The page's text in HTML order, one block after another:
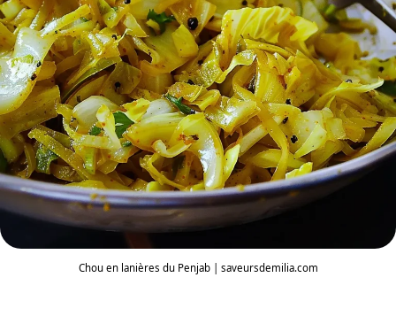
Chou en lanières du Penjab | saveursdemilia.com